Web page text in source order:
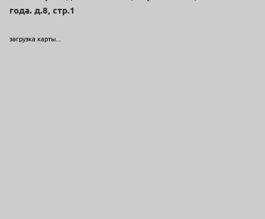
года. д.8, стр.1
загрузка карты...